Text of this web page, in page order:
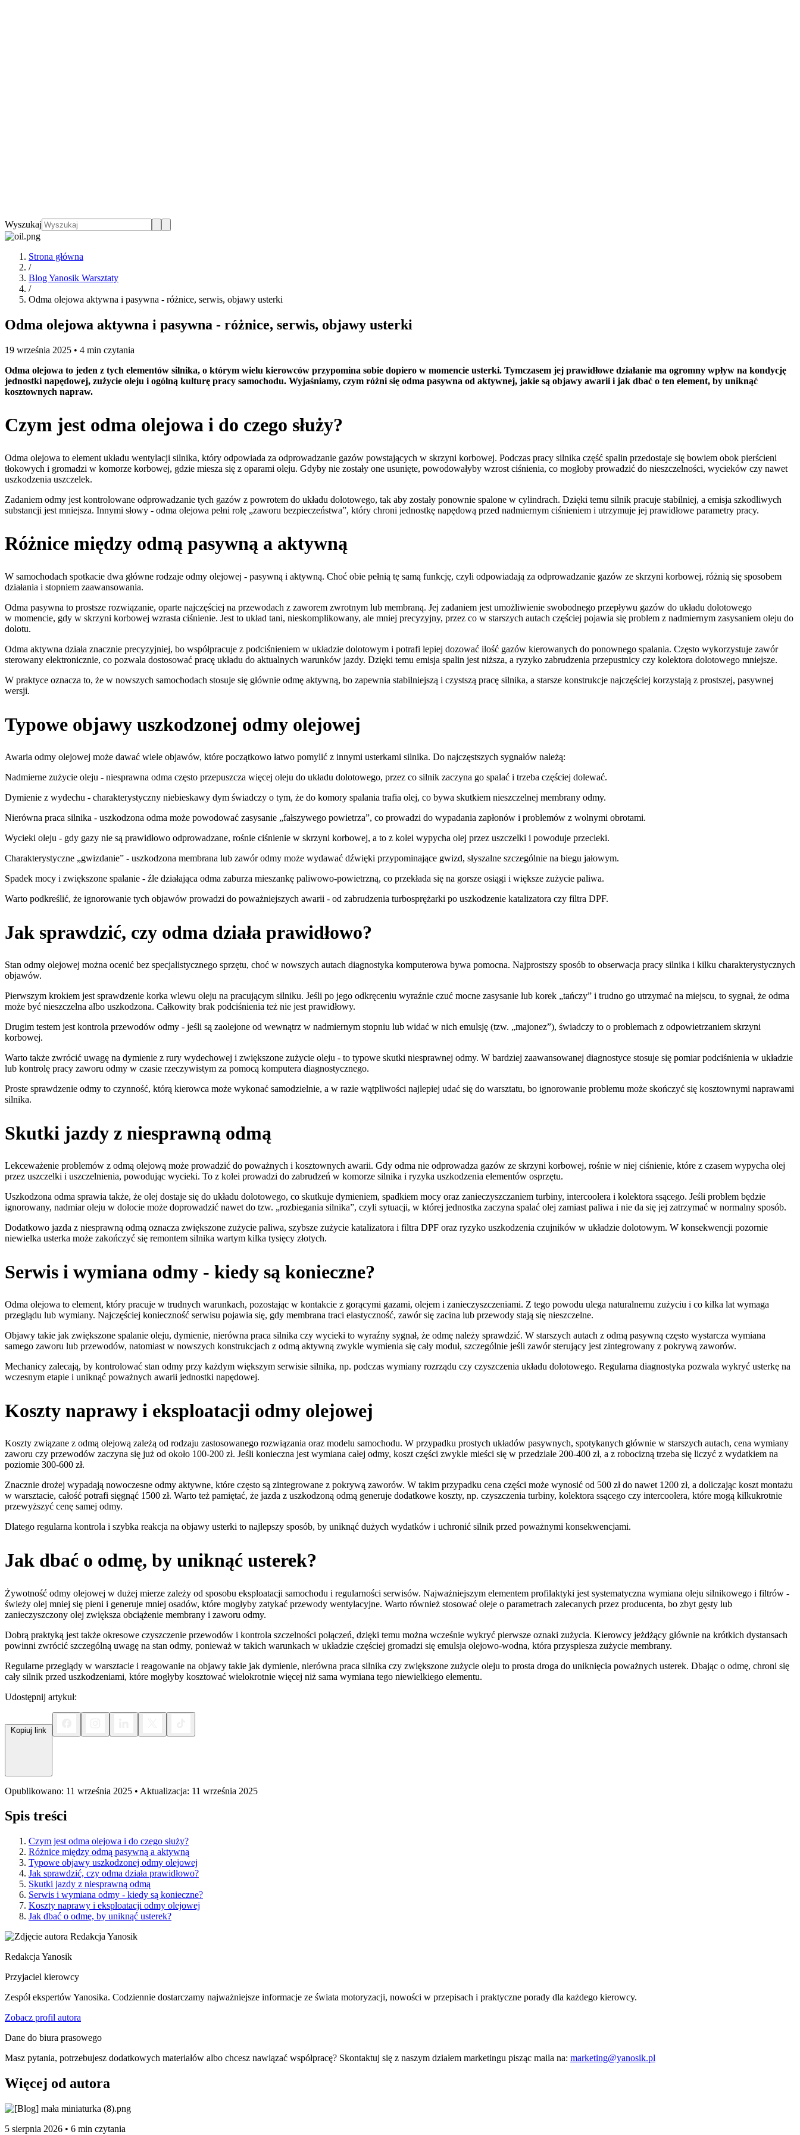
Wyszukaj
Strona główna
/
Blog Yanosik Warsztaty
/
Odma olejowa aktywna i pasywna - różnice, serwis, objawy usterki
Odma olejowa aktywna i pasywna - różnice, serwis, objawy usterki
19 września 2025 • 4 min czytania
Odma olejowa to jeden z tych elementów silnika, o którym wielu kierowców przypomina sobie dopiero w momencie usterki. Tymczasem jej prawidłowe działanie ma ogromny wpływ na kondycję
jednostki napędowej, zużycie oleju i ogólną kulturę pracy samochodu. Wyjaśniamy, czym różni się odma pasywna od aktywnej, jakie są objawy awarii i jak dbać o ten element, by uniknąć
kosztownych napraw.
Czym jest odma olejowa i do czego służy?
Odma olejowa to element układu wentylacji silnika, który odpowiada za odprowadzanie gazów powstających w skrzyni korbowej. Podczas pracy silnika część spalin przedostaje się bowiem obok pierścieni
tłokowych i gromadzi w komorze korbowej, gdzie miesza się z oparami oleju. Gdyby nie zostały one usunięte, powodowałyby wzrost ciśnienia, co mogłoby prowadzić do nieszczelności, wycieków czy nawet
uszkodzenia uszczelek.
Zadaniem odmy jest kontrolowane odprowadzanie tych gazów z powrotem do układu dolotowego, tak aby zostały ponownie spalone w cylindrach. Dzięki temu silnik pracuje stabilniej, a emisja szkodliwych
substancji jest mniejsza. Innymi słowy - odma olejowa pełni rolę „zaworu bezpieczeństwa”, który chroni jednostkę napędową przed nadmiernym ciśnieniem i utrzymuje jej prawidłowe parametry pracy.
Różnice między odmą pasywną a aktywną
W samochodach spotkacie dwa główne rodzaje odmy olejowej - pasywną i aktywną. Choć obie pełnią tę samą funkcję, czyli odpowiadają za odprowadzanie gazów ze skrzyni korbowej, różnią się sposobem
działania i stopniem zaawansowania.
Odma pasywna to prostsze rozwiązanie, oparte najczęściej na przewodach z zaworem zwrotnym lub membraną. Jej zadaniem jest umożliwienie swobodnego przepływu gazów do układu dolotowego
w momencie, gdy w skrzyni korbowej wzrasta ciśnienie. Jest to układ tani, nieskomplikowany, ale mniej precyzyjny, przez co w starszych autach częściej pojawia się problem z nadmiernym zasysaniem oleju do
dolotu.
Odma aktywna działa znacznie precyzyjniej, bo współpracuje z podciśnieniem w układzie dolotowym i potrafi lepiej dozować ilość gazów kierowanych do ponownego spalania. Często wykorzystuje zawór
sterowany elektronicznie, co pozwala dostosować pracę układu do aktualnych warunków jazdy. Dzięki temu emisja spalin jest niższa, a ryzyko zabrudzenia przepustnicy czy kolektora dolotowego mniejsze.
W praktyce oznacza to, że w nowszych samochodach stosuje się głównie odmę aktywną, bo zapewnia stabilniejszą i czystszą pracę silnika, a starsze konstrukcje najczęściej korzystają z prostszej, pasywnej
wersji.
Typowe objawy uszkodzonej odmy olejowej
Awaria odmy olejowej może dawać wiele objawów, które początkowo łatwo pomylić z innymi usterkami silnika. Do najczęstszych sygnałów należą:
Nadmierne zużycie oleju - niesprawna odma często przepuszcza więcej oleju do układu dolotowego, przez co silnik zaczyna go spalać i trzeba częściej dolewać.
Dymienie z wydechu - charakterystyczny niebieskawy dym świadczy o tym, że do komory spalania trafia olej, co bywa skutkiem nieszczelnej membrany odmy.
Nierówna praca silnika - uszkodzona odma może powodować zasysanie „fałszywego powietrza”, co prowadzi do wypadania zapłonów i problemów z wolnymi obrotami.
Wycieki oleju - gdy gazy nie są prawidłowo odprowadzane, rośnie ciśnienie w skrzyni korbowej, a to z kolei wypycha olej przez uszczelki i powoduje przecieki.
Charakterystyczne „gwizdanie” - uszkodzona membrana lub zawór odmy może wydawać dźwięki przypominające gwizd, słyszalne szczególnie na biegu jałowym.
Spadek mocy i zwiększone spalanie - źle działająca odma zaburza mieszankę paliwowo-powietrzną, co przekłada się na gorsze osiągi i większe zużycie paliwa.
Warto podkreślić, że ignorowanie tych objawów prowadzi do poważniejszych awarii - od zabrudzenia turbosprężarki po uszkodzenie katalizatora czy filtra DPF.
Jak sprawdzić, czy odma działa prawidłowo?
Stan odmy olejowej można ocenić bez specjalistycznego sprzętu, choć w nowszych autach diagnostyka komputerowa bywa pomocna. Najprostszy sposób to obserwacja pracy silnika i kilku charakterystycznych
objawów.
Pierwszym krokiem jest sprawdzenie korka wlewu oleju na pracującym silniku. Jeśli po jego odkręceniu wyraźnie czuć mocne zasysanie lub korek „tańczy” i trudno go utrzymać na miejscu, to sygnał, że odma
może być nieszczelna albo uszkodzona. Całkowity brak podciśnienia też nie jest prawidłowy.
Drugim testem jest kontrola przewodów odmy - jeśli są zaolejone od wewnątrz w nadmiernym stopniu lub widać w nich emulsję (tzw. „majonez”), świadczy to o problemach z odpowietrzaniem skrzyni
korbowej.
Warto także zwrócić uwagę na dymienie z rury wydechowej i zwiększone zużycie oleju - to typowe skutki niesprawnej odmy. W bardziej zaawansowanej diagnostyce stosuje się pomiar podciśnienia w układzie
lub kontrolę pracy zaworu odmy w czasie rzeczywistym za pomocą komputera diagnostycznego.
Proste sprawdzenie odmy to czynność, którą kierowca może wykonać samodzielnie, a w razie wątpliwości najlepiej udać się do warsztatu, bo ignorowanie problemu może skończyć się kosztownymi naprawami
silnika.
Skutki jazdy z niesprawną odmą
Lekceważenie problemów z odmą olejową może prowadzić do poważnych i kosztownych awarii. Gdy odma nie odprowadza gazów ze skrzyni korbowej, rośnie w niej ciśnienie, które z czasem wypycha olej
przez uszczelki i uszczelnienia, powodując wycieki. To z kolei prowadzi do zabrudzeń w komorze silnika i ryzyka uszkodzenia elementów osprzętu.
Uszkodzona odma sprawia także, że olej dostaje się do układu dolotowego, co skutkuje dymieniem, spadkiem mocy oraz zanieczyszczaniem turbiny, intercoolera i kolektora ssącego. Jeśli problem będzie
ignorowany, nadmiar oleju w dolocie może doprowadzić nawet do tzw. „rozbiegania silnika”, czyli sytuacji, w której jednostka zaczyna spalać olej zamiast paliwa i nie da się jej zatrzymać w normalny sposób.
Dodatkowo jazda z niesprawną odmą oznacza zwiększone zużycie paliwa, szybsze zużycie katalizatora i filtra DPF oraz ryzyko uszkodzenia czujników w układzie dolotowym. W konsekwencji pozornie
niewielka usterka może zakończyć się remontem silnika wartym kilka tysięcy złotych.
Serwis i wymiana odmy - kiedy są konieczne?
Odma olejowa to element, który pracuje w trudnych warunkach, pozostając w kontakcie z gorącymi gazami, olejem i zanieczyszczeniami. Z tego powodu ulega naturalnemu zużyciu i co kilka lat wymaga
przeglądu lub wymiany. Najczęściej konieczność serwisu pojawia się, gdy membrana traci elastyczność, zawór się zacina lub przewody stają się nieszczelne.
Objawy takie jak zwiększone spalanie oleju, dymienie, nierówna praca silnika czy wycieki to wyraźny sygnał, że odmę należy sprawdzić. W starszych autach z odmą pasywną często wystarcza wymiana
samego zaworu lub przewodów, natomiast w nowszych konstrukcjach z odmą aktywną zwykle wymienia się cały moduł, szczególnie jeśli zawór sterujący jest zintegrowany z pokrywą zaworów.
Mechanicy zalecają, by kontrolować stan odmy przy każdym większym serwisie silnika, np. podczas wymiany rozrządu czy czyszczenia układu dolotowego. Regularna diagnostyka pozwala wykryć usterkę na
wczesnym etapie i uniknąć poważnych awarii jednostki napędowej.
Koszty naprawy i eksploatacji odmy olejowej
Koszty związane z odmą olejową zależą od rodzaju zastosowanego rozwiązania oraz modelu samochodu. W przypadku prostych układów pasywnych, spotykanych głównie w starszych autach, cena wymiany
zaworu czy przewodów zaczyna się już od około 100-200 zł. Jeśli konieczna jest wymiana całej odmy, koszt części zwykle mieści się w przedziale 200-400 zł, a z robocizną trzeba się liczyć z wydatkiem na
poziomie 300-600 zł.
Znacznie drożej wypadają nowoczesne odmy aktywne, które często są zintegrowane z pokrywą zaworów. W takim przypadku cena części może wynosić od 500 zł do nawet 1200 zł, a doliczając koszt montażu
w warsztacie, całość potrafi sięgnąć 1500 zł. Warto też pamiętać, że jazda z uszkodzoną odmą generuje dodatkowe koszty, np. czyszczenia turbiny, kolektora ssącego czy intercoolera, które mogą kilkukrotnie
przewyższyć cenę samej odmy.
Dlatego regularna kontrola i szybka reakcja na objawy usterki to najlepszy sposób, by uniknąć dużych wydatków i uchronić silnik przed poważnymi konsekwencjami.
Jak dbać o odmę, by uniknąć usterek?
Żywotność odmy olejowej w dużej mierze zależy od sposobu eksploatacji samochodu i regularności serwisów. Najważniejszym elementem profilaktyki jest systematyczna wymiana oleju silnikowego i filtrów -
świeży olej mniej się pieni i generuje mniej osadów, które mogłyby zatykać przewody wentylacyjne. Warto również stosować oleje o parametrach zalecanych przez producenta, bo zbyt gęsty lub
zanieczyszczony olej zwiększa obciążenie membrany i zaworu odmy.
Dobrą praktyką jest także okresowe czyszczenie przewodów i kontrola szczelności połączeń, dzięki temu można wcześnie wykryć pierwsze oznaki zużycia. Kierowcy jeżdżący głównie na krótkich dystansach
powinni zwrócić szczególną uwagę na stan odmy, ponieważ w takich warunkach w układzie częściej gromadzi się emulsja olejowo-wodna, która przyspiesza zużycie membrany.
Regularne przeglądy w warsztacie i reagowanie na objawy takie jak dymienie, nierówna praca silnika czy zwiększone zużycie oleju to prosta droga do uniknięcia poważnych usterek. Dbając o odmę, chroni się
cały silnik przed uszkodzeniami, które mogłyby kosztować wielokrotnie więcej niż sama wymiana tego niewielkiego elementu.
Udostępnij artykuł:
Opublikowano: 11 września 2025 • Aktualizacja: 11 września 2025
Spis treści
Czym jest odma olejowa i do czego służy?
Różnice między odmą pasywną a aktywną
Typowe objawy uszkodzonej odmy olejowej
Jak sprawdzić, czy odma działa prawidłowo?
Skutki jazdy z niesprawną odmą
Serwis i wymiana odmy - kiedy są konieczne?
Koszty naprawy i eksploatacji odmy olejowej
Jak dbać o odmę, by uniknąć usterek?
Redakcja Yanosik
Przyjaciel kierowcy
Zespół ekspertów Yanosika. Codziennie dostarczamy najważniejsze informacje ze świata motoryzacji, nowości w przepisach i praktyczne porady dla każdego kierowcy.
Zobacz profil autora
Dane do biura prasowego
Masz pytania, potrzebujesz dodatkowych materiałów albo chcesz nawiązać współpracę? Skontaktuj się z naszym działem marketingu pisząc maila na: marketing@yanosik.pl
Więcej od autora
5 sierpnia 2026 • 6 min czytania